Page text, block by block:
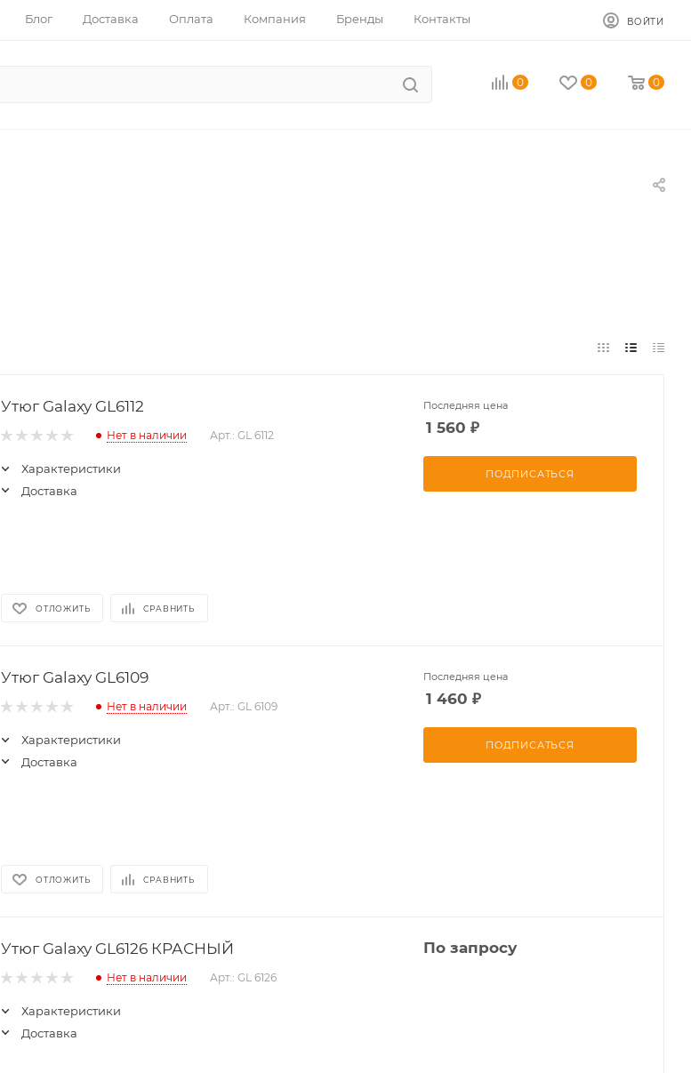
Блог Доставка Оплата Компания Бренды Контакты ВОЙТИ
0 0 0
Утюг Galaxy GL6112
Нет в наличии Арт.: GL 6112
Характеристики
Доставка
ОТЛОЖИТЬ СРАВНИТЬ
Последняя цена
1 560 ₽
ПОДПИСАТЬСЯ
Утюг Galaxy GL6109
Нет в наличии Арт.: GL 6109
Характеристики
Доставка
ОТЛОЖИТЬ СРАВНИТЬ
Последняя цена
1 460 ₽
ПОДПИСАТЬСЯ
Утюг Galaxy GL6126 КРАСНЫЙ
Нет в наличии Арт.: GL 6126
Характеристики
Доставка
По запросу